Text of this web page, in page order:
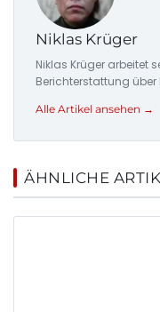
Niklas Krüger
Niklas Krüger arbeitet
Berichterstattung
Alle Artikel ansehen →
ÄHNLICHE